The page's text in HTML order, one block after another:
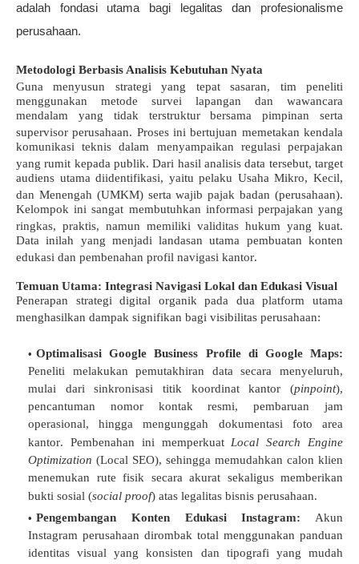
adalah fondasi utama bagi legalitas dan profesionalisme
perusahaan.
Metodologi Berbasis Analisis Kebutuhan Nyata
Guna menyusun strategi yang tepat sasaran, tim peneliti
menggunakan metode survei lapangan dan wawancara
mendalam yang tidak terstruktur bersama pimpinan serta
supervisor perusahaan. Proses ini bertujuan memetakan kendala
komunikasi teknis dalam menyampaikan regulasi perpajakan
yang rumit kepada publik.Dari hasil analisis data tersebut, target
audiens utama diidentifikasi, yaitu pelaku Usaha Mikro, Kecil,
dan Menengah (UMKM) serta wajib pajak badan (perusahaan).
Kelompok ini sangat membutuhkan informasi perpajakan yang
ringkas, praktis, namun memiliki validitas hukum yang kuat.
Data inilah yang menjadi landasan utama pembuatan konten
edukasi dan pembenahan profil navigasi kantor.
Temuan Utama: Integrasi Navigasi Lokal dan Edukasi Visual
Penerapan strategi digital organik pada dua platform utama
menghasilkan dampak signifikan bagi visibilitas perusahaan:
Optimalisasi Google Business Profile di Google Maps:
Peneliti melakukan pemutakhiran data secara menyeluruh,
mulai dari sinkronisasi titik koordinat kantor (pinpoint),
pencantuman nomor kontak resmi, pembaruan jam
operasional, hingga mengunggah dokumentasi foto area
kantor. Pembenahan ini memperkuatLocal Search Engine
Optimization (Local SEO), sehingga memudahkan calon klien
menemukan rute fisik secara akurat sekaligus memberikan
bukti sosial (social proof) atas legalitas bisnis perusahaan.
Pengembangan Konten Edukasi Instagram: Akun
Instagram perusahaan dirombak total menggunakan panduan
identitas visual yang konsisten dan tipografi yang mudah